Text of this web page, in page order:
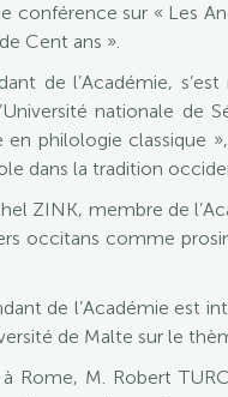
conférence sur « Les
Cent ans ».
de l’Académie,
nationale
philologie classique
dans la tradition
ZINK, membre de
occitans comme
de l’Académie est
de Malte sur le
Rome, M. Robert